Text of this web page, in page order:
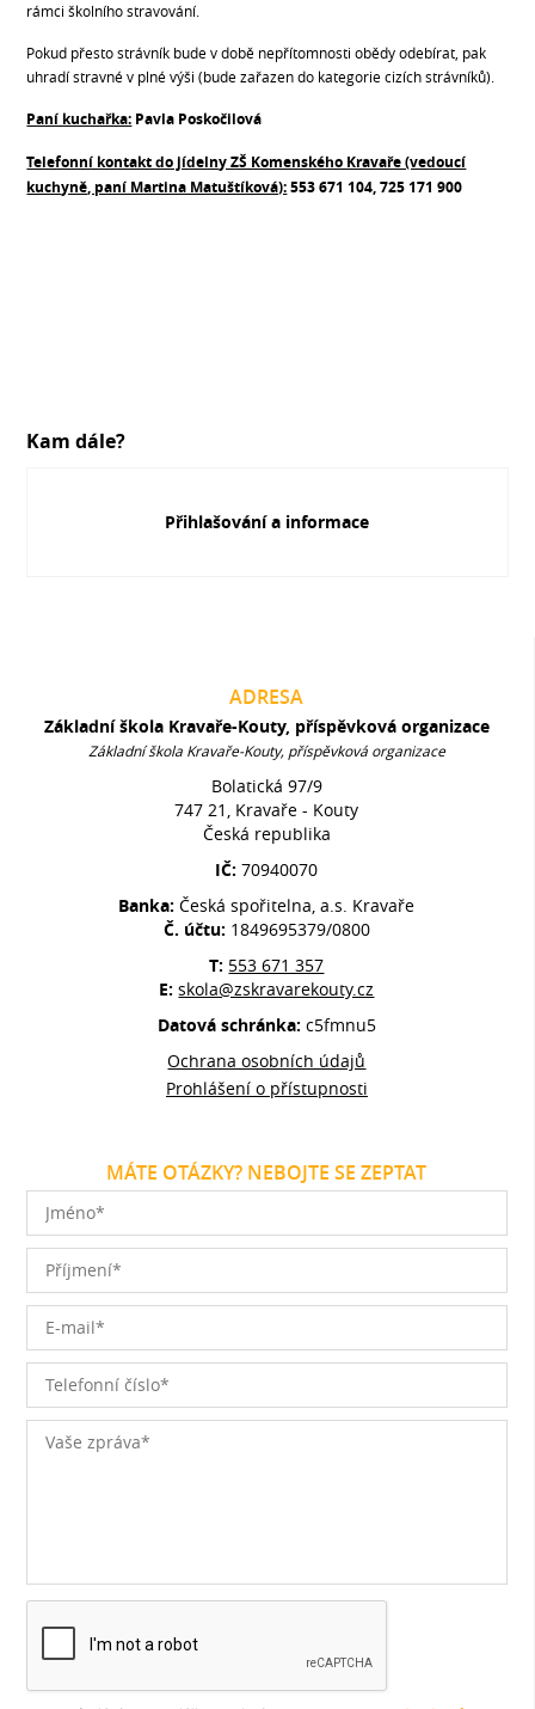
rámci školního stravování.
Pokud přesto strávník bude v době nepřítomnosti obědy odebírat, pak
uhradí stravné v plné výši (bude zařazen do kategorie cizích strávníků).
Paní kuchařka: Pavla Poskočilová
Telefonní kontakt do jídelny ZŠ Komenského Kravaře (vedoucí
kuchyně, paní Martina Matuštíková):553 671 104, 725 171 900
Kam dále?
Přihlašování a informace
ADRESA
Základní škola Kravaře-Kouty, příspěvková organizace
Základní škola Kravaře-Kouty, příspěvková organizace
Bolatická 97/9
747 21, Kravaře - Kouty
Česká republika
IČ:70940070
Banka:Česká spořitelna, a.s. Kravaře
Č. účtu: 1849695379/0800
T: 553 671 357
E:skola@zskravarekouty.cz
Datová schránka: c5fmnu5
Ochrana osobních údajů
Prohlášení o přístupnosti
MÁTE OTÁZKY? NEBOJTE SE ZEPTAT